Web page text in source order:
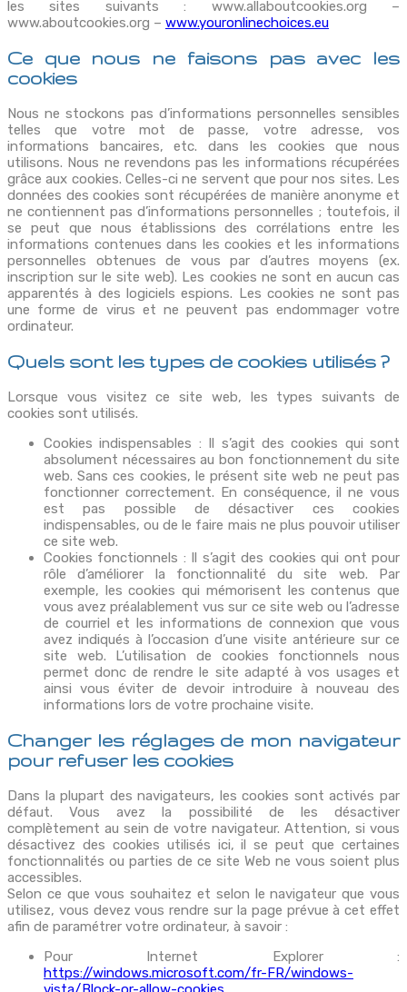
les sites suivants : www.allaboutcookies.org –
www.aboutcookies.org – www.youronlinechoices.eu
Ce que nous ne faisons pas avec les
cookies
Nous ne stockons pas d’informations personnelles sensibles
telles que votre mot de passe, votre adresse, vos
informations bancaires, etc. dans les cookies que nous
utilisons. Nous ne revendons pas les informations récupérées
grâce aux cookies. Celles-ci ne servent que pour nos sites. Les
données des cookies sont récupérées de manière anonyme et
ne contiennent pas d’informations personnelles ; toutefois, il
se peut que nous établissions des corrélations entre les
informations contenues dans les cookies et les informations
personnelles obtenues de vous par d’autres moyens (ex.
inscription sur le site web). Les cookies ne sont en aucun cas
apparentés à des logiciels espions. Les cookies ne sont pas
une forme de virus et ne peuvent pas endommager votre
ordinateur.
Quels sont les types de cookies utilisés ?
Lorsque vous visitez ce site web, les types suivants de
cookies sont utilisés.
Cookies indispensables : Il s’agit des cookies qui sont
absolument nécessaires au bon fonctionnement du site
web. Sans ces cookies, le présent site web ne peut pas
fonctionner correctement. En conséquence, il ne vous
est pas possible de désactiver ces cookies
indispensables, ou de le faire mais ne plus pouvoir utiliser
ce site web.
Cookies fonctionnels : Il s’agit des cookies qui ont pour
rôle d’améliorer la fonctionnalité du site web. Par
exemple, les cookies qui mémorisent les contenus que
vous avez préalablement vus sur ce site web ou l’adresse
de courriel et les informations de connexion que vous
avez indiqués à l’occasion d’une visite antérieure sur ce
site web. L’utilisation de cookies fonctionnels nous
permet donc de rendre le site adapté à vos usages et
ainsi vous éviter de devoir introduire à nouveau des
informations lors de votre prochaine visite.
Changer les réglages de mon navigateur
pour refuser les cookies
Dans la plupart des navigateurs, les cookies sont activés par
défaut. Vous avez la possibilité de les désactiver
complètement au sein de votre navigateur. Attention, si vous
désactivez des cookies utilisés ici, il se peut que certaines
fonctionnalités ou parties de ce site Web ne vous soient plus
accessibles.
Selon ce que vous souhaitez et selon le navigateur que vous
utilisez, vous devez vous rendre sur la page prévue à cet effet
afin de paramétrer votre ordinateur, à savoir :
Pour Internet Explorer :
https://windows.microsoft.com/fr-FR/windows-